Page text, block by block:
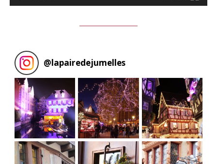
@lapairedejumelles